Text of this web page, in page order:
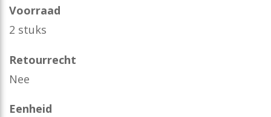
Voorraad
2 stuks
Retourrecht
Nee
Eenheid